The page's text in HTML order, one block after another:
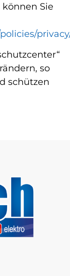
Sie
so
schützen